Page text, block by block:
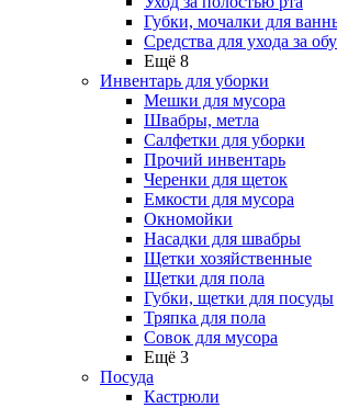
Губки, мочалки для
Средства для ухода за
Ещё 8
Инвентарь для уборки
Мешки для мусора
Швабры, метла
Салфетки для уборки
Прочий инвентарь
Черенки для щеток
Емкости для мусора
Окномойки
Насадки для швабры
Щетки хозяйственные
Щетки для пола
Губки, щетки для посуды
Тряпка для пола
Совок для мусора
Ещё 3
Посуда
Кастрюли